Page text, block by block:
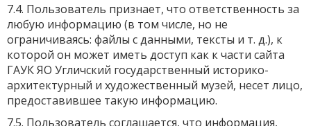
7.4. Пользователь признает, что ответственность за
любую информацию (в том числе, но не
ограничиваясь: файлы с данными, тексты и т. д.), к
которой он может иметь доступ как к части сайта
ГАУК ЯО Угличский государственный историко-
архитектурный и художественный музей, несет лицо,
предоставившее такую информацию.
7.5. Пользователь соглашается, что информация,